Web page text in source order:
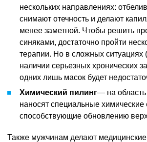
нескольких направлениях:
снимают отечность и делают
менее заметной. Чтобы решить
синяками, достаточно пройти
терапии. Но в сложных ситуациях
наличии серьезных хронических
одних лишь масок будет
Химический пилинг— на
наносят специальные химические
способствующие обновлению
Также мужчинам делают